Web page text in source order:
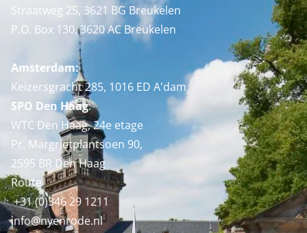
Straatweg 25, 3621 BG Breukelen
P.O. Box 130, 3620 AC Breukelen
Amsterdam:
Keizersgracht 285, 1016 ED A'dam
SPO Den Haag:
WTC Den Haag, 24e etage
Pr. Margrietplantsoen 90,
2595 BR Den Haag
Route
+31 (0)346 29 1211
info@nyenrode.nl